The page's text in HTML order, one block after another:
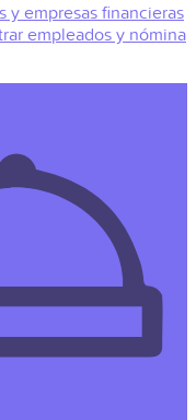
y empresas financieras
empleados y nómina